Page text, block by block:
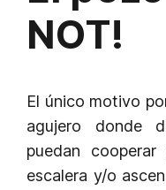
NOT!
El único motivo
agujero donde
puedan
escalera y/o